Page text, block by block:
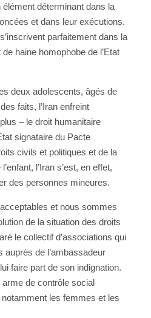
déterminant dans la
et dans leur exécutions.
parfaitement dans la
haine homophobe de l’Etat
deux adolescents, âgés de
faits, l’Iran enfreint
– le droit humanitaire
signataire du Pacte
civils et politiques et de la
l’Iran s’est, en effet,
des personnes mineures.
et nous sommes
de la situation des droits
le collectif d’associations qui
de l’ambassadeur
faire part de son indignation.
de contrôle social
les femmes et les